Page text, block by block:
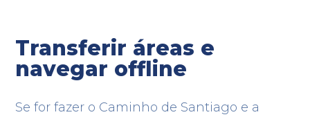
Transferir áreas e
navegar offline
Se for fazer o Caminho de Santiago e a